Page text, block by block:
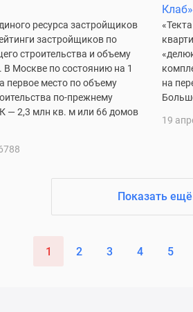
ресурса застройщиков
застройщиков по
строительства и объему
Москве по состоянию на 1
первое место по объему
по-прежнему
— 2,3 млн кв. м или 66 домов
Клаб»
на
19
Показать ещё
1 2 3 4 5